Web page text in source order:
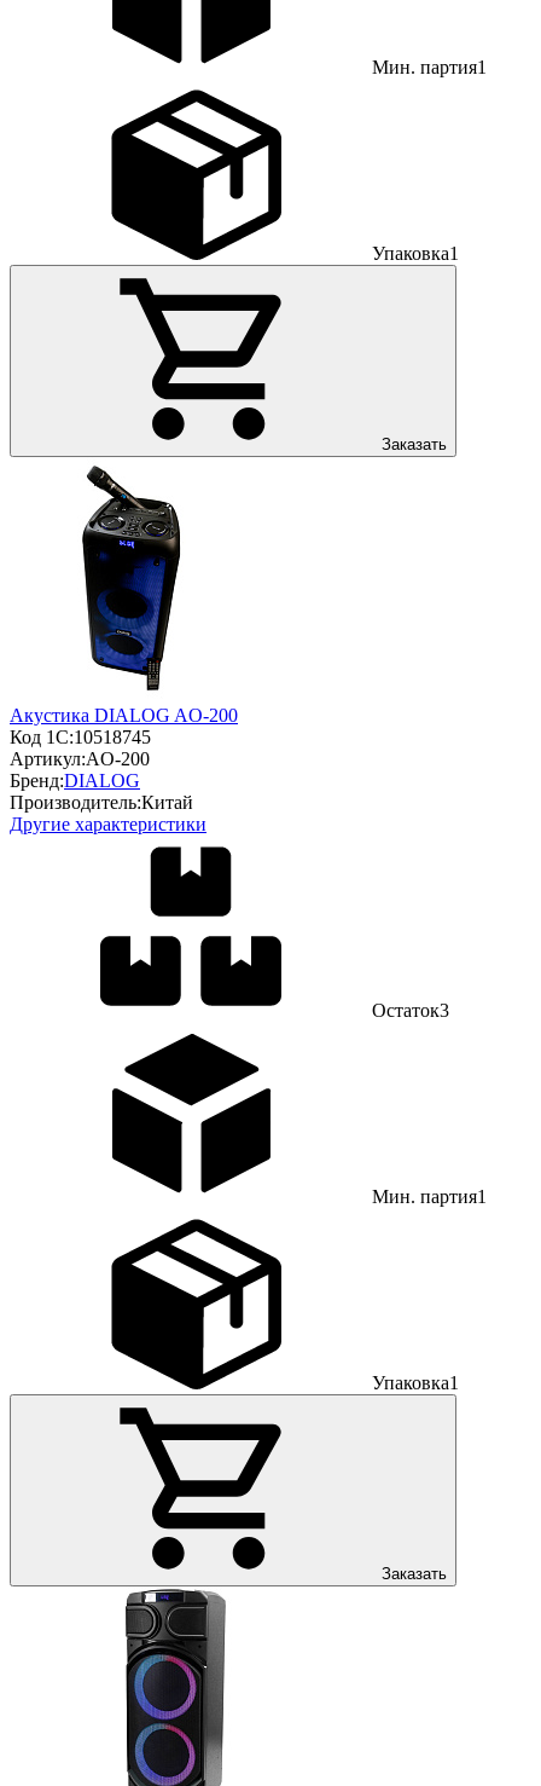
Мин. партия1
Упаковка1
Заказать
Акустика DIALOG AO-200
Код 1С:10518745
Артикул:AO-200
Бренд:DIALOG
Производитель:Китай
Другие характеристики
Остаток3
Мин. партия1
Упаковка1
Заказать